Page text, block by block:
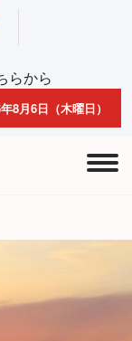
らから
8月6日（木曜日）